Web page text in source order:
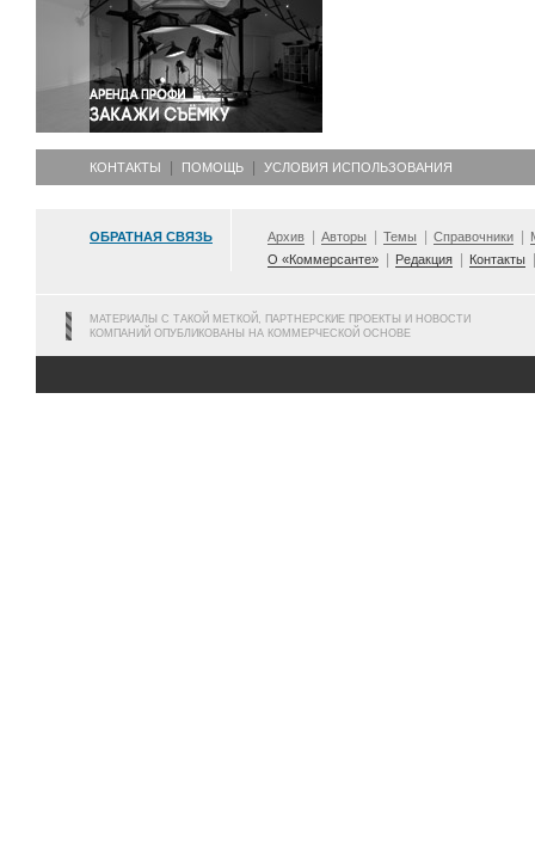
Спорт
Экология
Экономика и бизнес
КОНТАКТЫ ПОМОЩЬ УСЛОВИЯ ИСПОЛЬЗОВАНИЯ
ОБРАТНАЯ СВЯЗЬ Архив Авторы Темы Справочники
О «Коммерсанте»
Редакция Контакты
МАТЕРИАЛЫ С ТАКОЙ МЕТКОЙ, ПАРТНЕРСКИЕ ПРОЕКТЫ И НОВОСТИ
КОМПАНИЙ ОПУБЛИКОВАНЫ НА КОММЕРЧЕСКОЙ ОСНОВЕ